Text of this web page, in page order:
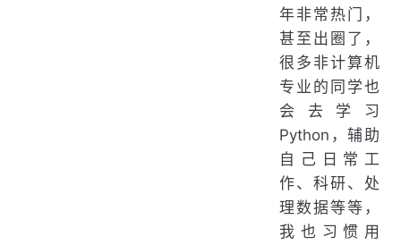
2.4 就业如何
三、Python学习路线
3.1 Python 核心语法
3.2 开发环境
3.3 Python教程
3.4 视频教程：
3.5 学习书籍
年非常热门，
甚至出圈了，
很多非计算机
专业的同学也
会去学习
Python，辅助
自己日常工
作、科研、处
理数据等等，
我也习惯用